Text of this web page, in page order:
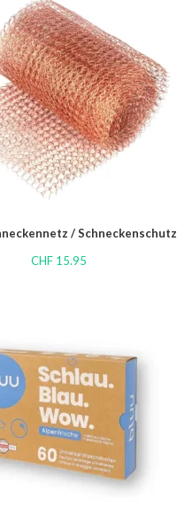
/ Schneckenschutz
CHF15.95